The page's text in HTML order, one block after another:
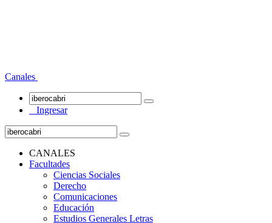
Canales
Ingresar
CANALES
Facultades
Ciencias Sociales
Derecho
Comunicaciones
Educación
Estudios Generales Letras